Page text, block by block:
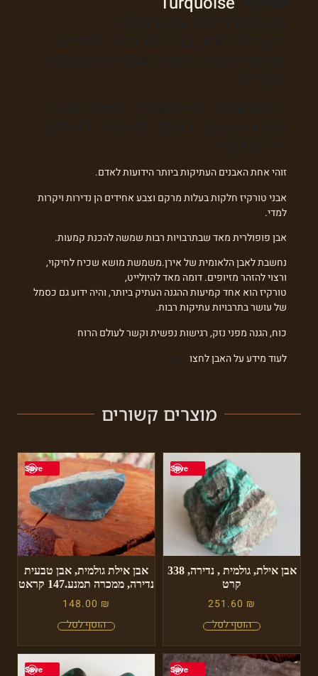
זוהי אחת האבנים העתיקות ביותר הידועות לאדם.
אבני טורקיז חלקות בעלות מרקם וצבע אחידים הן נדירות ויקרות
למדי.
אבן פופולרית מאד שבתרבויות רבות שמשה להכנת קמעות.
נחשבת לאבן הלאומית של אירן.משמשת מושא שכיח לחיקוי,
ורצוי להזהר מזיופים. דומה מאד להיולייט,
טורקיז הוא אחד קמיעות ההגנה העתיק ביותר, והיה ידוע גם כסמל
של עושר בתרבויות עתיקות רבות.
כוח, הגנה מפני נזק, רגישות נפשית וקשר לעולם הרוח
לעוד מידע על האבן לחצו
מוצרים קשורים
Save
אבן אילת, גולמית , נדירה, 338
קרט
251.60 ₪
Save
אבן אילת גולמית, אבן טבעית
נדירה, ממכרה תמנע.147 קראט
148.00 ₪
Save
Save